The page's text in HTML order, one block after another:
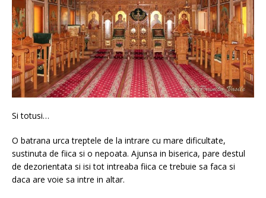
Si totusi…
O batrana urca treptele de la intrare cu mare dificultate,
sustinuta de fiica si o nepoata. Ajunsa in biserica, pare destul
de dezorientata si isi tot intreaba fiica ce trebuie sa faca si
daca are voie sa intre in altar.